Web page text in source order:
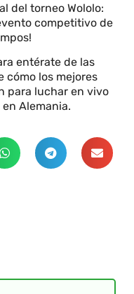
del torneo Wololo:
competitivo de
entérate de las
cómo los mejores
para luchar en vivo
Alemania.